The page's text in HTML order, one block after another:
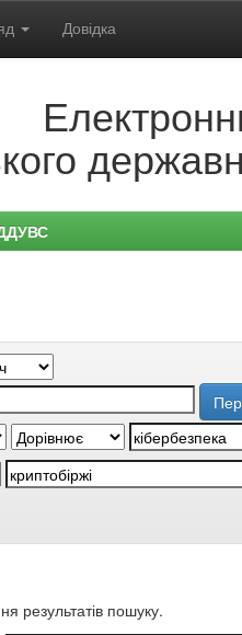
Довідка
результатів пошуку.